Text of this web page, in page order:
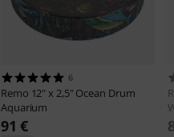
6
Remo 12" x 2,5" Ocean Drum
Aquarium
91 €